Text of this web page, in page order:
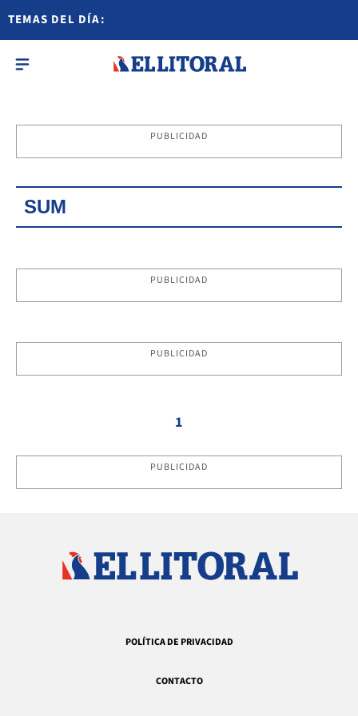
TEMAS DEL DÍA:
PUBLICIDAD
SUM
PUBLICIDAD
PUBLICIDAD
1
PUBLICIDAD
POLÍTICA DE PRIVACIDAD
CONTACTO